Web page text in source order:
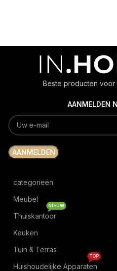
Beste producten voor
AANMELDEN
categorieën
Meubel
Thuiskantoor
NIEUW
Keuken
Tuin & Terras
Huishoudelijke Apparaten
TOP